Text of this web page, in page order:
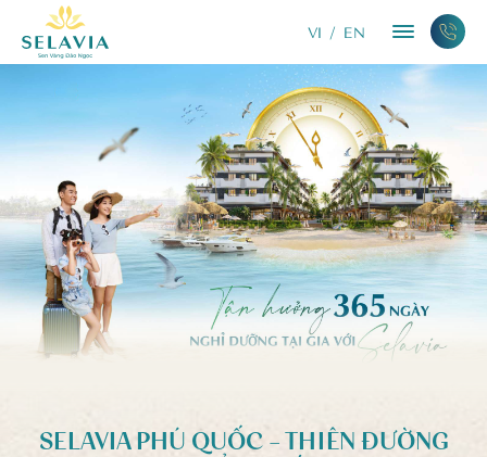
VI / EN
SELAVIA PHÚ QUỐC – THIÊN ĐƯỜNG